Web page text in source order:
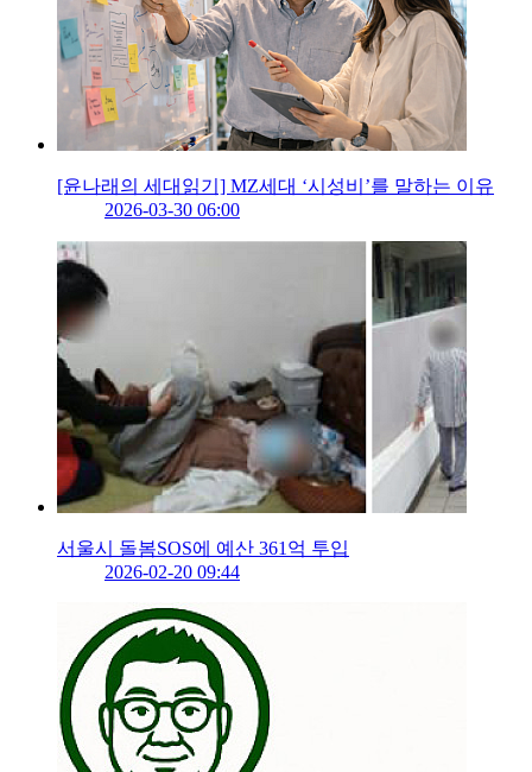
[윤나래의 세대읽기] MZ세대 ‘시성비’를 말하는 이유
2026-03-30 06:00
서울시 돌봄SOS에 예산 361억 투입
2026-02-20 09:44